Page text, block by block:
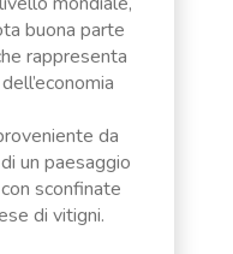
buona parte
rappresenta
da
un paesaggio
sconfinate
di vitigni.